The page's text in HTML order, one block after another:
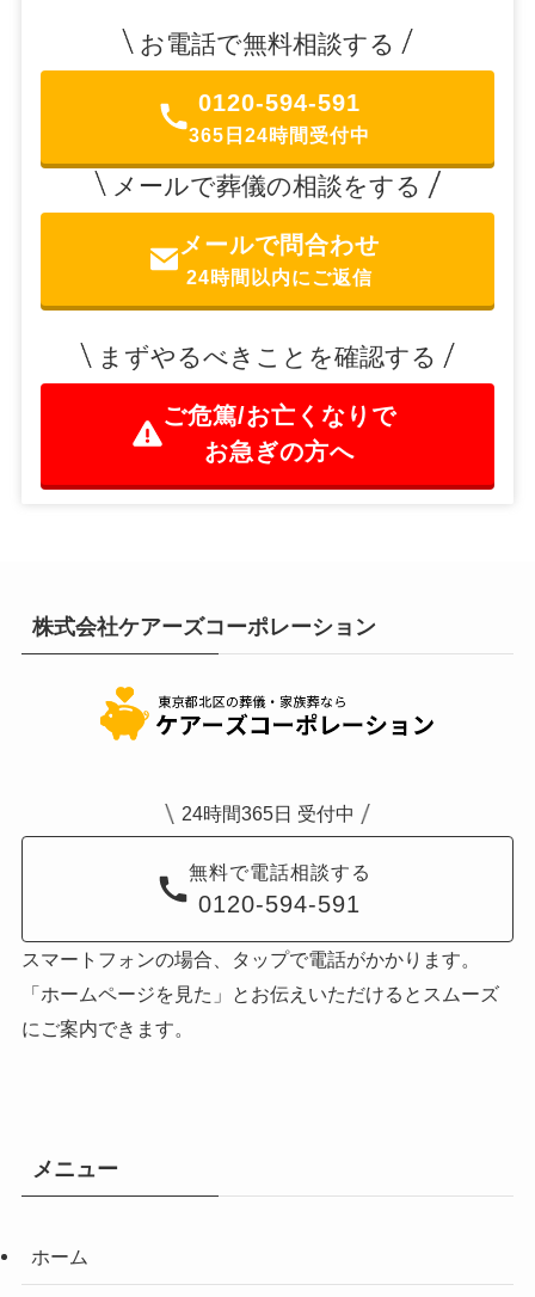
お電話で無料相談する
0120-594-591
365日24時間受付中
メールで葬儀の相談をする
メールで問合わせ
24時間以内にご返信
まずやるべきことを確認する
ご危篤/お亡くなりで
お急ぎの方へ
株式会社ケアーズコーポレーション
24時間365日 受付中
無料で電話相談する
0120-594-591
スマートフォンの場合、タップで電話がかかります。
「ホームページを見た」とお伝えいただけるとスムーズ
にご案内できます。
メニュー
ホーム